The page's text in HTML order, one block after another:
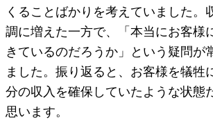
くることばかりを考えていました。
調に増えた一方で、「本当にお客様
きているのだろうか」という疑問が
ました。振り返ると、お客様を犠牲
分の収入を確保していたような状態
思います。